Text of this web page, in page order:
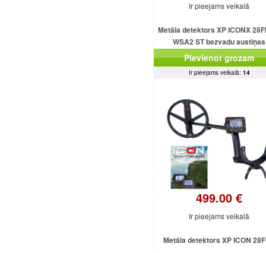
Ir pieejams veikalā
Metāla detektors XP ICONX
WSA2 ST bezvadu austiņas
Pievienot grozam
Ir pieejams veikalā: 14
499.00 €
Ir pieejams veikalā
Metāla detektors XP ICON